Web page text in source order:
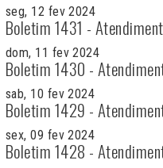
seg, 12 fev 2024
Boletim 1431 -
dom, 11 fev 2024
Boletim 1430 -
sab, 10 fev 2024
Boletim 1429 -
sex, 09 fev 2024
Boletim 1428 -